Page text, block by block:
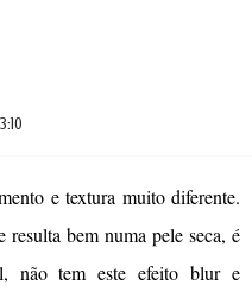
e textura muito diferente.
bem numa pele seca, é
não tem este efeito blur e